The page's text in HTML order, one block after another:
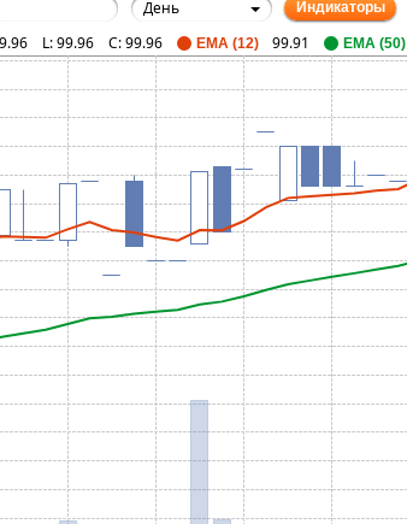
День Индикаторы
L:99.96 C:99.96 EMA (12) 99.91 EMA (50)